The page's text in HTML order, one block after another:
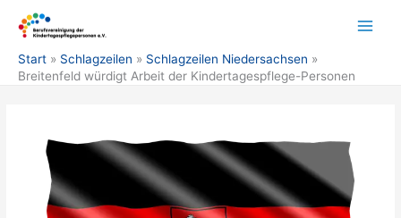
Inhalt
springen
Start Schlagzeilen
Schlagzeilen Niedersachsen
Breitenfeld würdigt Arbeit der Kindertagespflege-Personen